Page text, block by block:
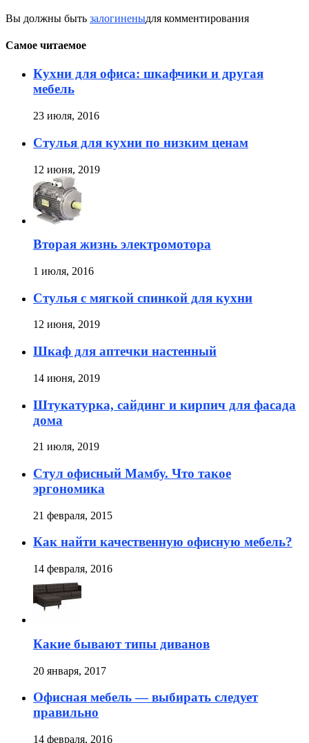
Вы должны быть залогиненыдля комментирования
Самое читаемое
Кухни для офиса: шкафчики и другая
мебель
23 июля, 2016
Стулья для кухни по низким ценам
12 июня, 2019
Вторая жизнь электромотора
1 июля, 2016
Стулья с мягкой спинкой для кухни
12 июня, 2019
Шкаф для аптечки настенный
14 июня, 2019
Штукатурка, сайдинг и кирпич для фасада
дома
21 июля, 2019
Стул офисный Мамбу. Что такое
эргономика
21 февраля, 2015
Как найти качественную офисную мебель?
14 февраля, 2016
Какие бывают типы диванов
20 января, 2017
Офисная мебель — выбирать следует
правильно
14 февраля, 2016